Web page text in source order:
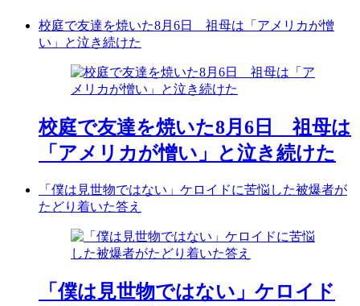
校庭で友達を焼いた8月6日 祖母は「アメリカが憎
い」と泣き続けた
校庭で友達を焼いた8月6日 祖母は
「アメリカが憎い」と泣き続けた
「僕は見世物ではない」ケロイドに苦悩した被爆者が
たどり着いた答え
「僕は見世物ではない」ケロイド